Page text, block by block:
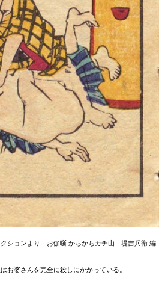
クションより お伽噺 かちかちカチ山 堤吉兵衛 編
お婆さんを完全に殺しにかかっている。